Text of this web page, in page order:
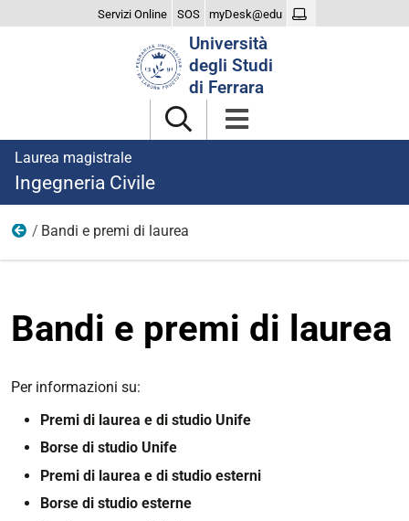
Servizi Online SOS myDesk@edu
Università
degli Studi
di Ferrara
Laurea magistrale
Ingegneria Civile
Dopo la laurea
Bandi e premi di laurea
Bandi e premi di laurea
Per informazioni su:
Premi di laurea e di studio Unife
Borse di studio Unife
Premi di laurea e di studio esterni
Borse di studio esterne